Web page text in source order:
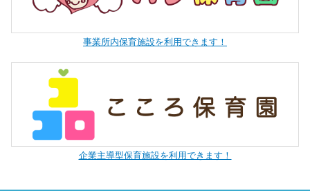
事業所内保育施設を利用できます！
企業主導型保育施設を利用できます！